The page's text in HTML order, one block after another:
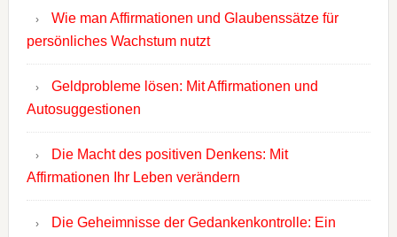
Wie man Affirmationen und Glaubenssätze für
persönliches Wachstum nutzt
Geldprobleme lösen: Mit Affirmationen und
Autosuggestionen
Die Macht des positiven Denkens: Mit
Affirmationen Ihr Leben verändern
Die Geheimnisse der Gedankenkontrolle: Ein